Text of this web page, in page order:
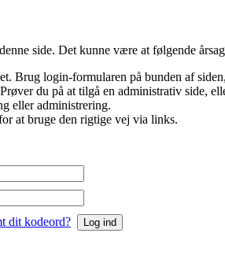
side. Det kunne være at følgende
Brug login-formularen på bunden af
du på at tilgå en administrativ side,
eller administrering.
at bruge den rigtige vej via links.
dit kodeord?